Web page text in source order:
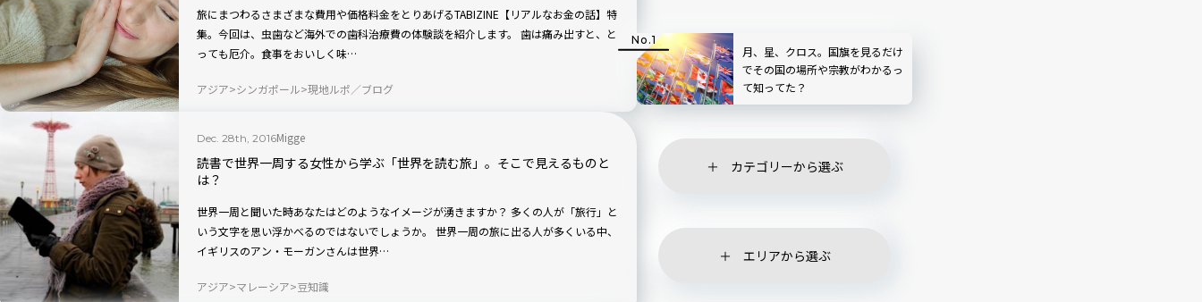
旅にまつわるさまざまな費用や価格料金をとりあげるTABIZINE【リアルなお金の話】特
集。今回は、虫歯など海外での歯科治療費の体験談を紹介します。 歯は痛み出すと、と
っても厄介。食事をおいしく味…
アジア シンガポール 現地ルポ／ブログ
Dec. 28th, 2016Migge
読書で世界一周する女性から学ぶ「世界を読む旅」。そこで見えるものと
は？
世界一周と聞いた時あなたはどのようなイメージが湧きますか？ 多くの人が「旅行」と
いう文字を思い浮かべるのではないでしょうか。 世界一周の旅に出る人が多くいる中、
イギリスのアン・モーガンさんは世界…
アジア マレーシア 豆知識
月、星、クロス。国旗を見るだけ
でその国の場所や宗教がわかるっ
て知ってた？
カテゴリーから選ぶ
エリアから選ぶ